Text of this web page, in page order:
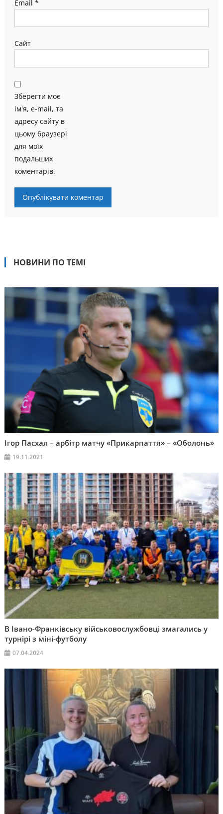
Email *
Сайт
Зберегти моє
ім'я, e-mail, та
адресу сайту в
цьому браузері
для моїх
подальших
коментарів.
НОВИНИ ПО ТЕМІ
Ігор Пасхал – арбітр матчу «Прикарпаття» – «Оболонь»
19.11.2021
В Івано-Франківську військовослужбовці змагались у
турнірі з міні-футболу
07.04.2024